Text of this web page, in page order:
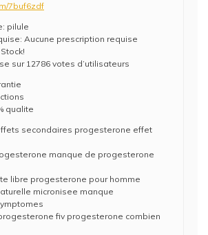
7buf6zdf
pilule
Aucune prescription requise
sur 12786 votes d’utilisateurs
qualite
secondaires progesterone effet
manque de progesterone
libre progesterone pour homme
micronisee manque
fiv progesterone combien